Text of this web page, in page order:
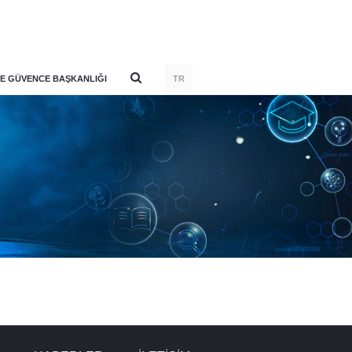
GÜVENCE BAŞKANLIĞI TR